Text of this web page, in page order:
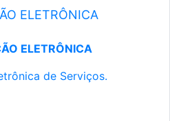
ELETRÔNICA
ELETRÔNICA
de Serviços.